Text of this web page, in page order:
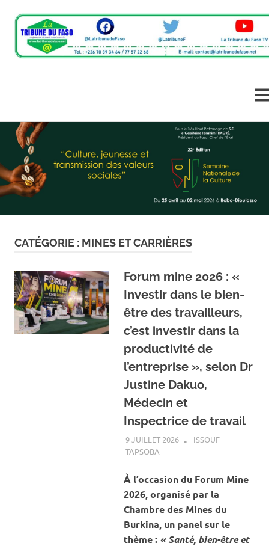
Skip
content
du
Faso
un
clic
CATÉGORIE : MINES ET CARRIÈRES
Forum mine 2026 : «
Investir dans le bien-
être des travailleurs,
c’est investir dans la
productivité de
l’entreprise », selon Dr
Justine Dakuo,
Médecin et
Inspectrice de travail
9 JUILLET 2026
ISSOUF
TAPSOBA
À l’occasion du Forum Mine
2026, organisé par la
Chambre des Mines du
Burkina, un panel sur le
thème : « Santé, bien-être et